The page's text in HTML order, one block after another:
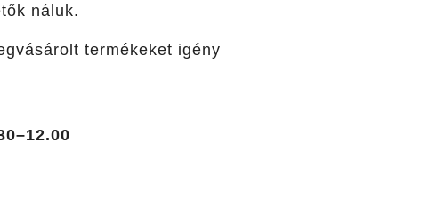
náluk.
termékeket igény